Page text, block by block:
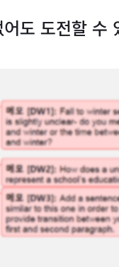
도 도전할 수